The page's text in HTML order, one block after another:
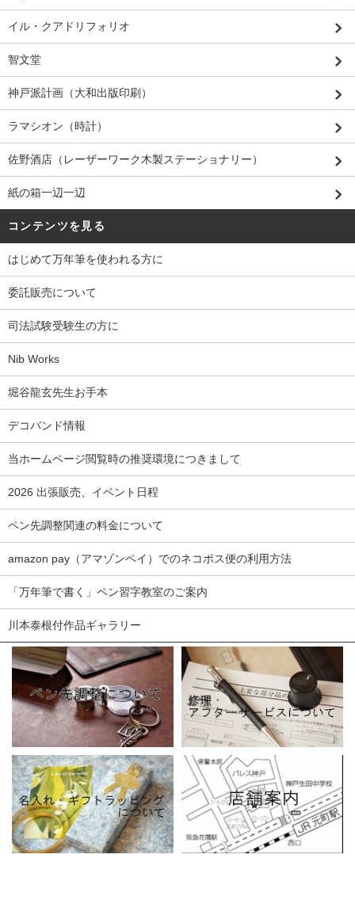
イル・クアドリフォリオ
智文堂
神戸派計画（大和出版印刷）
ラマシオン（時計）
佐野酒店（レーザーワーク木製ステーショナリー）
紙の箱一辺一辺
コンテンツを見る
はじめて万年筆を使われる方に
委託販売について
司法試験受験生の方に
Nib Works
堀谷龍玄先生お手本
デコバンド情報
当ホームページ閲覧時の推奨環境につきまして
2026 出張販売、イベント日程
ペン先調整関連の料金について
amazon pay（アマゾンペイ）でのネコポス便の利用方法
「万年筆で書く」ペン習字教室のご案内
川本泰根付作品ギャラリー